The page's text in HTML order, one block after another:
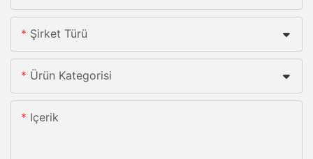
Şirket Türü
Ürün Kategorisi
Içerik